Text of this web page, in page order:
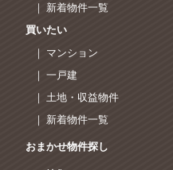
｜ 新着物件一覧
買いたい
｜ マンション
｜ 一戸建
｜ 土地・収益物件
｜ 新着物件一覧
おまかせ物件探し